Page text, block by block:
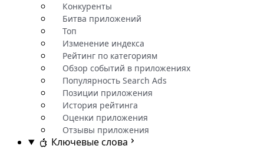
Конкуренты
Битва приложений
Топ
Изменение индекса
Рейтинг по категориям
Обзор событий в приложениях
Популярность Search Ads
Позиции приложения
История рейтинга
Оценки приложения
Отзывы приложения
Ключевые слова